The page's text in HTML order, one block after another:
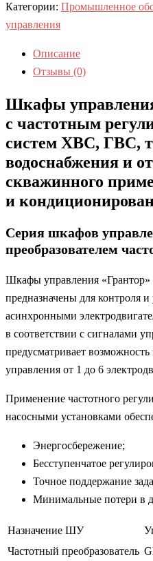
Категории: Промышленное
управления
Описание
Отзывы (0)
Шкафы
с частотным
систем ХВС, ГВС,
водоснабжения и
скважинного
и
Серия шкафов
преобразователем
Шкафы управления «Грантор»
предназначены для контроля
асинхронными
в соответствии с сигналами
предусматривает
управления от 1 до 6
Применение частотного
насосными установками
Энергосбережение;
Бесступенчатое
Точное поддержание
Минимальные потери в
Назначение ШУ
Частотный преобразователь